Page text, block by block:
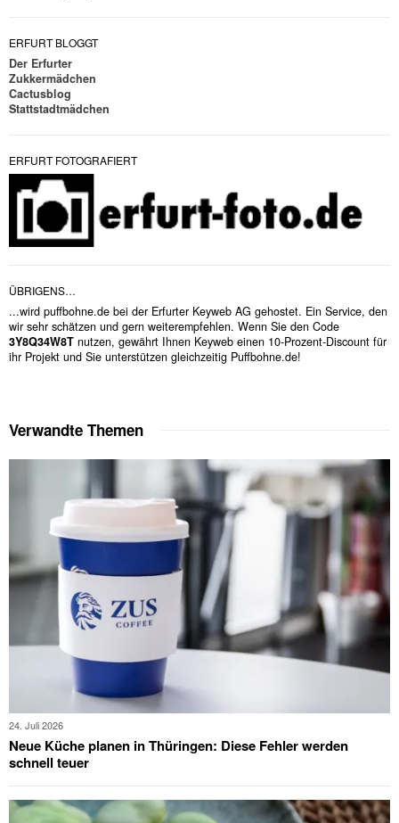
ERFURT BLOGGT
Der Erfurter
Zukkermädchen
Cactusblog
Stattstadtmädchen
ERFURT FOTOGRAFIERT
ÜBRIGENS…
...wird puffbohne.de bei der Erfurter Keyweb AG gehostet. Ein Service, den
wir sehr schätzen und gern weiterempfehlen. Wenn Sie den Code
3Y8Q34W8T nutzen, gewährt Ihnen Keyweb einen 10-Prozent-Discount für
ihr Projekt und Sie unterstützen gleichzeitig Puffbohne.de!
Verwandte Themen
24. Juli 2026
Neue Küche planen in Thüringen: Diese Fehler werden
schnell teuer